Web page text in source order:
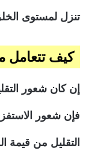
تنزل لمستوى
كيف
إن كان شعور
فإن شعور
التقليل من